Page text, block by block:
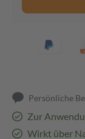
Persönliche
Zur
Wirkt über